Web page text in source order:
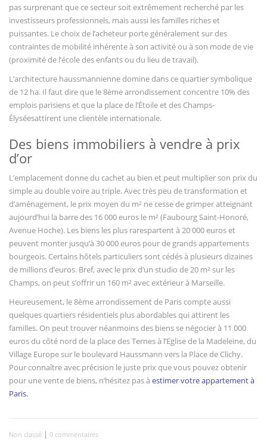
pas surprenant que ce secteur soit extrêmement recherché par les
investisseurs professionnels, mais aussi les familles riches et
puissantes. Le choix de l’acheteur porte généralement sur des
contraintes de mobilité inhérente à son activité ou à son mode de vie
(proximité de l’école des enfants ou du lieu de travail).
L’architecture haussmannienne domine dans ce quartier symbolique
de 12 ha. Il faut dire que le 8ème arrondissement concentre 10% des
emplois parisiens et que la place de l’Étoile et des Champs-
Élyséesattirent une clientèle internationale.
Des biens immobiliers à vendre à prix
d’or
L’emplacement donne du cachet au bien et peut multiplier son prix du
simple au double voire au triple. Avec très peu de transformation et
d’aménagement, le prix moyen du m² ne cesse de grimper atteignant
aujourd’hui la barre des 16 000 euros le m² (Faubourg Saint-Honoré,
Avenue Hoche). Les biens les plus rarespartent à 20 000 euros et
peuvent monter jusqu’à 30 000 euros pour de grands appartements
bourgeois. Certains hôtels particuliers sont cédés à plusieurs dizaines
de millions d’euros. Bref, avec le prix d’un studio de 20 m² sur les
Champs, on peut s’offrir un 160 m² avec extérieur à Marseille.
Heureusement, le 8ème arrondissement de Paris compte aussi
quelques quartiers résidentiels plus abordables qui attirent les
familles. On peut trouver néanmoins des biens se négocier à 11 000
euros du côté nord de la place des Ternes à l’Eglise de la Madeleine, du
Village Europe sur le boulevard Haussmann vers la Place de Clichy.
Pour connaître avec précision le juste prix que vous pouvez obtenir
pour une vente de biens, n’hésitez pas à estimer votre appartement à
Paris.
Non classé | 0 commentaires